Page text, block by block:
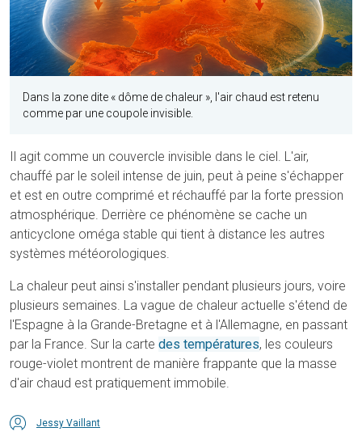
Dans la zone dite « dôme de chaleur », l'air chaud est retenu
comme par une coupole invisible.
Il agit comme un couvercle invisible dans le ciel. L'air,
chauffé par le soleil intense de juin, peut à peine s'échapper
et est en outre comprimé et réchauffé par la forte pression
atmosphérique. Derrière ce phénomène se cache un
anticyclone oméga stable qui tient à distance les autres
systèmes météorologiques.
La chaleur peut ainsi s'installer pendant plusieurs jours, voire
plusieurs semaines. La vague de chaleur actuelle s'étend de
l'Espagne à la Grande-Bretagne et à l'Allemagne, en passant
par la France. Sur la carte des températures, les couleurs
rouge-violet montrent de manière frappante que la masse
d'air chaud est pratiquement immobile.
Jessy Vaillant